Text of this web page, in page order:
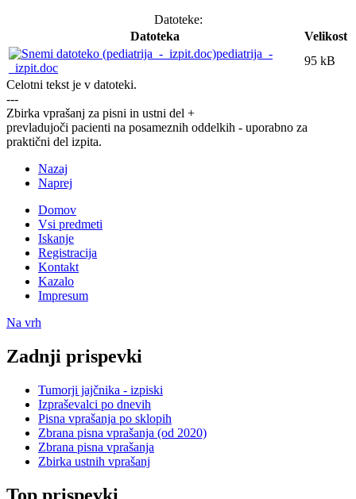
Datoteke:
Datoteka
Velikost
pediatrija_-
_izpit.doc
95 kB
Celotni tekst je v datoteki.
---
Zbirka vprašanj za pisni in ustni del +
prevladujoči pacienti na posameznih oddelkih - uporabno za
praktični del izpita.
Nazaj
Naprej
Domov
Vsi predmeti
Iskanje
Registracija
Kontakt
Kazalo
Impresum
Na vrh
Zadnji prispevki
Tumorji jajčnika - izpiski
Izpraševalci po dnevih
Pisna vprašanja po sklopih
Zbrana pisna vprašanja (od 2020)
Zbrana pisna vprašanja
Zbirka ustnih vprašanj
Top prispevki